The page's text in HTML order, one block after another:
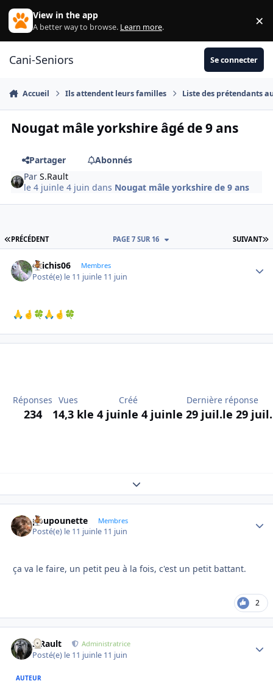
Aller au contenu
View in the app
A better way to browse. Learn more. ×
Cani-Seniors Se connecter
Accueil Ils attendent leurs familles Liste des prétendants
Nougat mâle yorkshire âgé de 9 ans
Partager
Abonnés
ParS.Rault
le 4 juinle 4 juin dans Nougat mâle yorkshire de 9 ans
PREMIÈRE PAGE
PRÉCÉDENT SUIVANT
PAGE 7 SUR 16
chichis06 Membres
Posté(e) le 11 juinle 11 juin
🙏 🤞 🍀🙏 🤞 🍀
Réponses
234
Vues
14,3 k
Créé
le 4 juinle 4 juin
Dernière réponse
le 29 juil.le 29 juil.
Expand topic overview
poupounette Membres
Posté(e) le 11 juinle 11 juin
ça va le faire, un petit peu à la fois, c'est un petit battant.
2
S.Rault Administratrice
Posté(e) le 11 juinle 11 juin
AUTEUR